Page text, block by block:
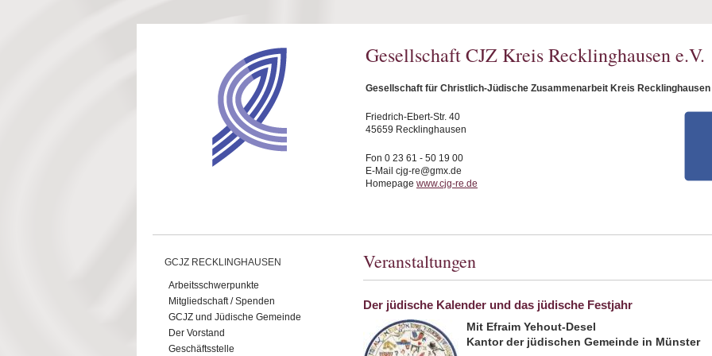
Gesellschaft CJZ Kreis Recklinghausen e.V.
Gesellschaft für Christlich-Jüdische Zusammenarbeit Kreis Recklinghausen
Friedrich-Ebert-Str. 40
45659 Recklinghausen
Fon 0 23 61 - 50 19 00
E-Mail cjg-re@gmx.de
Homepage www.cjg-re.de
GCJZ RECKLINGHAUSEN
Arbeitsschwerpunkte
Mitgliedschaft / Spenden
GCJZ und Jüdische Gemeinde
Der Vorstand
Geschäftsstelle
Veranstaltungen
Der jüdische Kalender und das jüdische Festjahr
Mit Efraim Yehout-Desel
Kantor der jüdischen Gemeinde in Münster